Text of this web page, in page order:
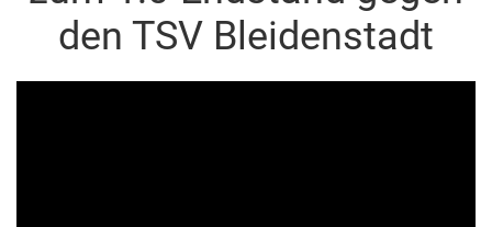
den TSV Bleidenstadt